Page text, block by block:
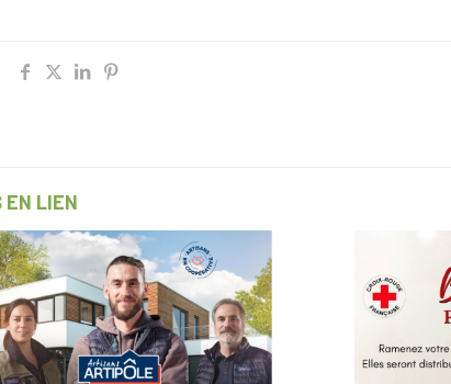
EN LIEN